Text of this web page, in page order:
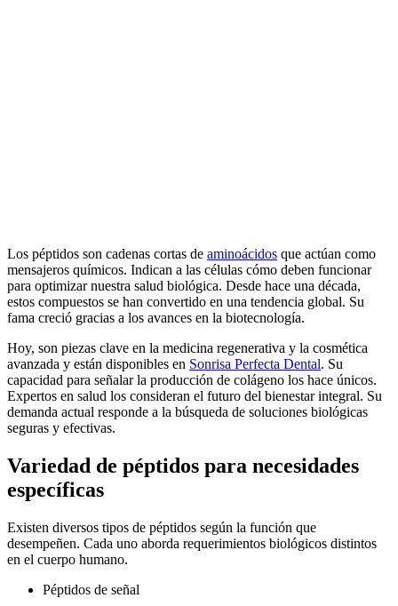
Los péptidos son cadenas cortas de aminoácidos que actúan como
mensajeros químicos. Indican a las células cómo deben funcionar
para optimizar nuestra salud biológica. Desde hace una década,
estos compuestos se han convertido en una tendencia global. Su
fama creció gracias a los avances en la biotecnología.
Hoy, son piezas clave en la medicina regenerativa y la cosmética
avanzada y están disponibles en Sonrisa Perfecta Dental. Su
capacidad para señalar la producción de colágeno los hace únicos.
Expertos en salud los consideran el futuro del bienestar integral. Su
demanda actual responde a la búsqueda de soluciones biológicas
seguras y efectivas.
Variedad de péptidos para necesidades
específicas
Existen diversos tipos de péptidos según la función que
desempeñen. Cada uno aborda requerimientos biológicos distintos
en el cuerpo humano.
Péptidos de señal